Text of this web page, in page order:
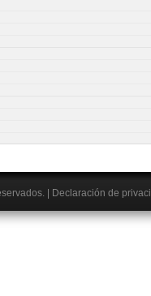
Declaración de